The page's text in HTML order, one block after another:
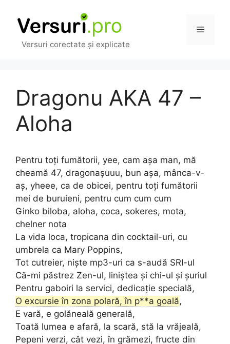
conținut
Versuri corectate și explicate
Meniu
Dragonu AKA 47 –
Aloha
Pentru toți fumătorii, yee, cam așa man, mă
cheamă 47, dragonașuuu, bun așa, mânca-v-
aș, yheee, ca de obicei, pentru toți fumătorii
mei de buruieni, pentru cum cum cum
Ginko biloba, aloha, coca, sokeres, mota,
chelner nota
La vida loca, tropicana din cocktail-uri, cu
umbrela ca Mary Poppins,
Tot cutreier, niște mp3-uri ca s-audă SRI-ul
Că-mi păstrez Zen-ul, liniștea și chi-ul și șuriul
Pentru gaboiri la servici, dedicație specială,
O excursie în zona polară, în p**a goală,
E vară, e golăneală generală,
Toată lumea e afară, la scară, stă la vrăjeală,
Pepeni verzi, cât vezi, în grămezi, fructe din